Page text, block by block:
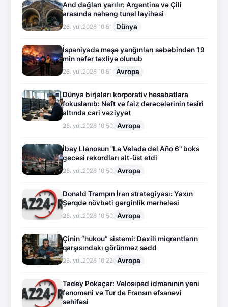
And dağları yarılır: Argentina və Çili
arasında nəhəng tunel layihəsi
26.İyul.2026 10:51 Dünya
İspaniyada meşə yanğınları səbəbindən 19
min nəfər təxliyə olunub
26.İyul.2026 10:51 Avropa
Dünya birjaları korporativ hesabatlara
fokuslanıb: Neft və faiz dərəcələrinin təsiri
altında cari vəziyyət
26.İyul.2026 10:50 Avropa
İbay Llanosun "La Velada del Año 6" boks
gecəsi rekordları alt-üst etdi
26.İyul.2026 10:50 Avropa
Donald Trampın İran strategiyası: Yaxın
Şərqdə növbəti gərginlik mərhələsi
26.İyul.2026 10:50 Avropa
Çinin “hukou” sistemi: Daxili miqrantların
qarşısındakı görünməz sədd
26.İyul.2026 10:22 Avropa
Tadey Pokaçar: Velosiped idmanının yeni
fenomeni və Tur de Fransın əfsanəvi
səhifəsi